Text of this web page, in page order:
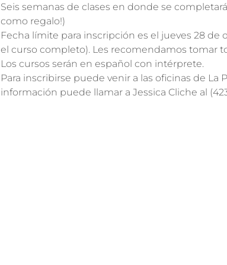
Seis semanas de clases en donde se
como regalo!)
Fecha límite para inscripción es el jueves 28 de
el curso completo). Les recomendamos tomar
Los cursos serán en español con intérprete.
Para inscribirse puede venir a las oficinas de La
información puede llamar a Jessica Cliche al